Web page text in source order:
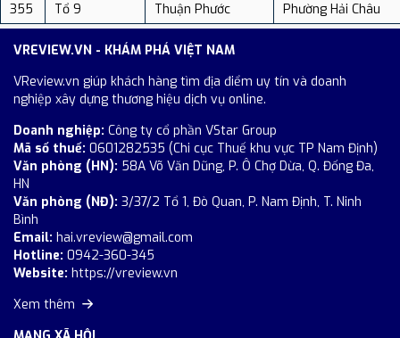
355
Tổ 9 Thuận Phước Phường Hải Châu
VREVIEW.VN - KHÁM PHÁ VIỆT NAM
VReview.vn giúp khách hàng tìm địa điểm uy tín và doanh
nghiệp xây dựng thương hiệu dịch vụ online.
Doanh nghiệp: Công ty cổ phần VStar Group
Mã số thuế: 0601282535 (Chi cục Thuế khu vực TP Nam Định)
Văn phòng (HN): 58A Võ Văn Dũng, P. Ô Chợ Dừa, Q. Đống Đa,
HN
Văn phòng (NĐ): 3/37/2 Tổ 1, Đò Quan, P. Nam Định, T. Ninh
Bình
Email: hai.vreview@gmail.com
Hotline: 0942-360-345
Website: https://vreview.vn
Xem thêm